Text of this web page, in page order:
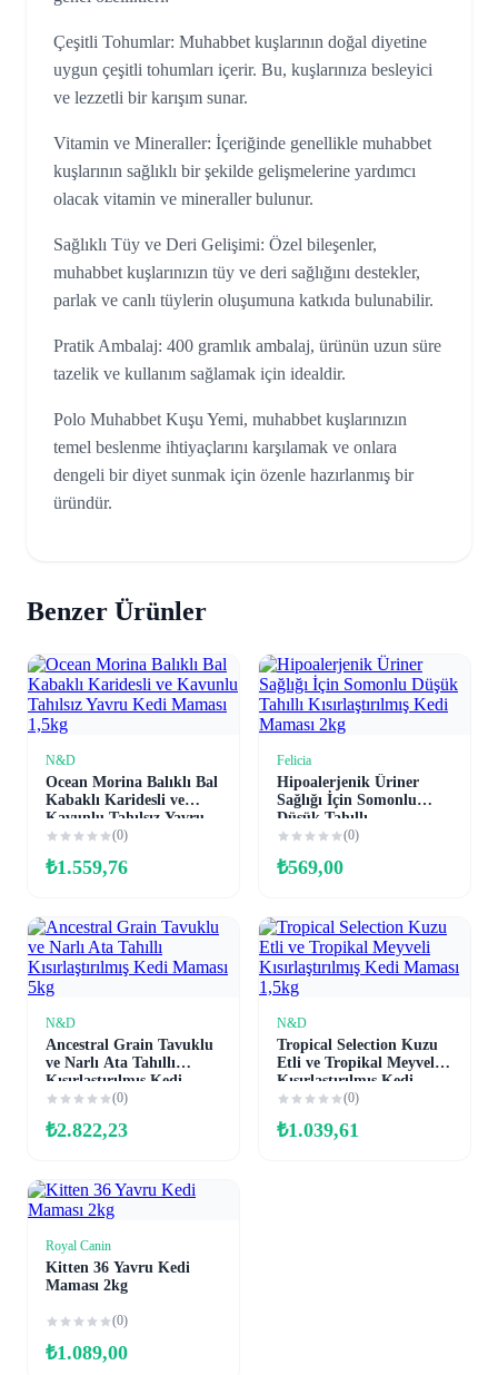
Çeşitli Tohumlar: Muhabbet kuşlarının doğal diyetine
uygun çeşitli tohumları içerir. Bu, kuşlarınıza besleyici
ve lezzetli bir karışım sunar.
Vitamin ve Mineraller: İçeriğinde genellikle muhabbet
kuşlarının sağlıklı bir şekilde gelişmelerine yardımcı
olacak vitamin ve mineraller bulunur.
Sağlıklı Tüy ve Deri Gelişimi: Özel bileşenler,
muhabbet kuşlarınızın tüy ve deri sağlığını destekler,
parlak ve canlı tüylerin oluşumuna katkıda bulunabilir.
Pratik Ambalaj: 400 gramlık ambalaj, ürünün uzun süre
tazelik ve kullanım sağlamak için idealdir.
Polo Muhabbet Kuşu Yemi, muhabbet kuşlarınızın
temel beslenme ihtiyaçlarını karşılamak ve onlara
dengeli bir diyet sunmak için özenle hazırlanmış bir
üründür.
Benzer Ürünler
N&D
Ocean Morina Balıklı Bal
Kabaklı Karidesli ve
Kavunlu Tahılsız Yavru
Kedi Maması 1,5kg
(0)
₺1.559,76
Felicia
Hipoalerjenik Üriner
Sağlığı İçin Somonlu
Düşük Tahıllı
Kısırlaştırılmış Kedi
(0)
₺569,00
N&D
Ancestral Grain Tavuklu
ve Narlı Ata Tahıllı
Kısırlaştırılmış Kedi
Maması 5kg
(0)
₺2.822,23
N&D
Tropical Selection Kuzu
Etli ve Tropikal Meyveli
Kısırlaştırılmış Kedi
Maması 1,5kg
(0)
₺1.039,61
Sepete Ekle
Royal Canin
Kitten 36 Yavru Kedi
Maması 2kg
(0)
₺1.089,00